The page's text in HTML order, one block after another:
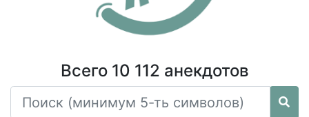
Всего 10 112 анекдотов